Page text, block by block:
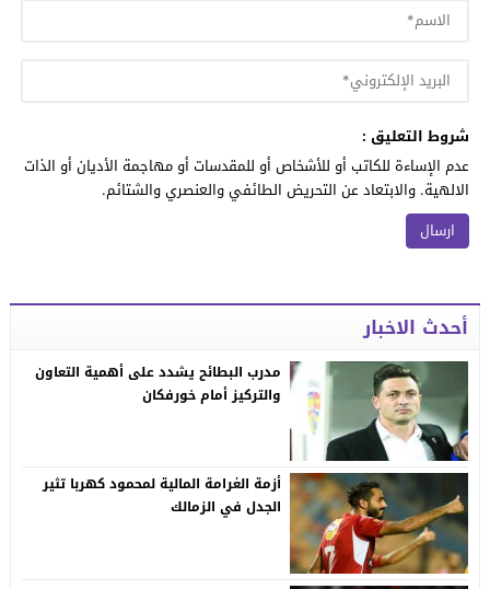
شروط التعليق :
عدم الإساءة للكاتب أو للأشخاص أو للمقدسات أو مهاجمة الأديان أو الذات
الالهية. والابتعاد عن التحريض الطائفي والعنصري والشتائم.
أحدث الاخبار
مدرب البطائح يشدد على أهمية التعاون
والتركيز أمام خورفكان
أزمة الغرامة المالية لمحمود كهربا تثير
الجدل في الزمالك